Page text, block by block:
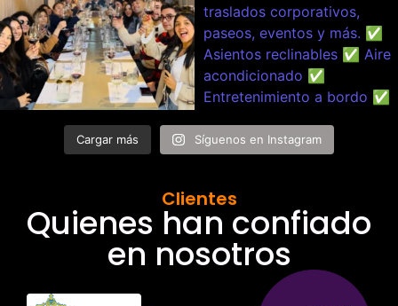
Cargar más Síguenos en Instagram
Clientes
Quienes han confiado
en nosotros